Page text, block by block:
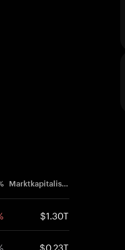
Marktkapitalisierung
$1.30T
$0.23T